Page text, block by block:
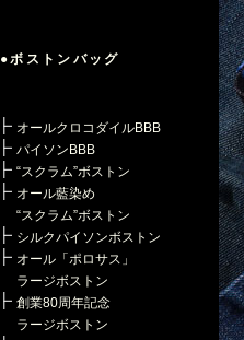
●ボストンバッグ
オールクロコダイルBBB
パイソンBBB
“スクラム”ボストン
オール藍染め
“スクラム”ボストン
シルクパイソンボストン
オール「ポロサス」
ラージボストン
創業80周年記念
ラージボストン